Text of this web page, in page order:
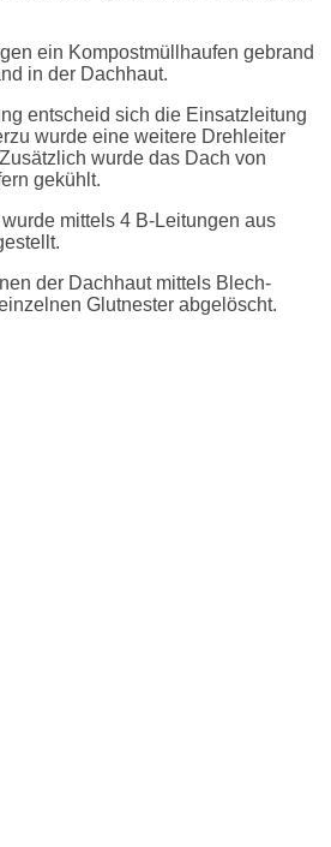
ein Kompostmüllhaufen gebrand
in der Dachhaut.
entscheid sich die Einsatzleitung
wurde eine weitere Drehleiter
wurde das Dach von
gekühlt.
mittels 4 B-Leitungen aus
der Dachhaut mittels Blech-
Glutnester abgelöscht.